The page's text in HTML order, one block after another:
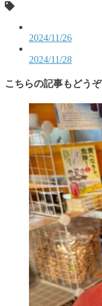
2024/11/26
2024/11/28
こちらの記事もどうぞ